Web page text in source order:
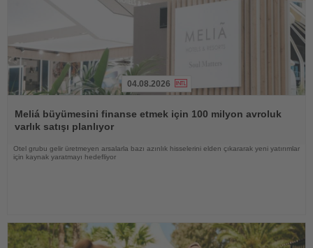
Oku
04.08.2026
Meliá büyümesini finanse etmek için 100 milyon avroluk
varlık satışı planlıyor
Otel grubu gelir üretmeyen arsalarla bazı azınlık hisselerini elden çıkararak yeni yatırımlar
için kaynak yaratmayı hedefliyor